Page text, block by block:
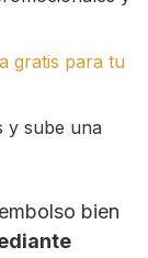
gratis para tu
y sube una
bien